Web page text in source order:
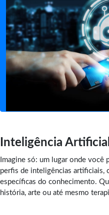
Inteligência Artificial
Imagine só: um lugar onde
perfis de inteligências artificiais,
específicas do conhecimento.
história, arte ou até mesmo